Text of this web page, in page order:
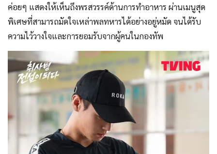
ค่อยๆ แสดงให้เห็นถึงพรสวรรค์ด้านการทำอาหาร ผ่านเมนูสุด
พิเศษที่สามารถมัดใจเหล่าพลทหารได้อย่างอยู่หมัด จนได้รับ
ความไว้วางใจและการยอมรับจากผู้คนในกองทัพ